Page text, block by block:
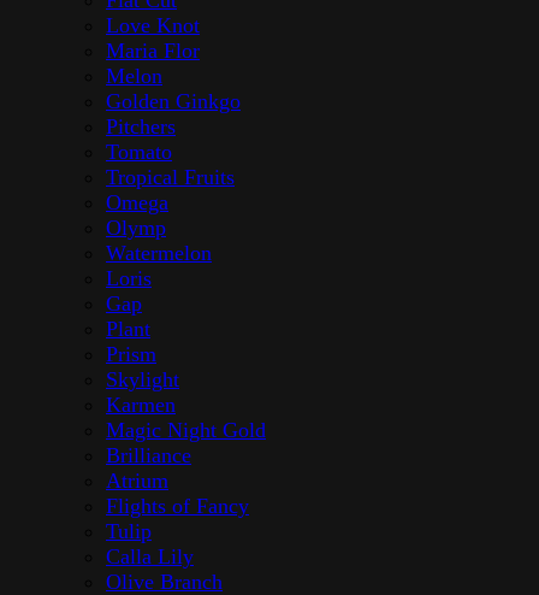
Love Knot
Maria Flor
Melon
Golden Ginkgo
Pitchers
Tomato
Tropical Fruits
Omega
Olymp
Watermelon
Loris
Gap
Plant
Prism
Skylight
Karmen
Magic Night Gold
Brilliance
Atrium
Flights of Fancy
Tulip
Calla Lily
Olive Branch